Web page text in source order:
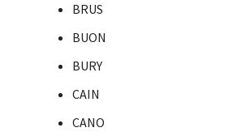
BRUS
BUON
BURY
CAIN
CANO